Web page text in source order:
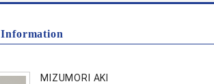
Information
MIZUMORI AKI